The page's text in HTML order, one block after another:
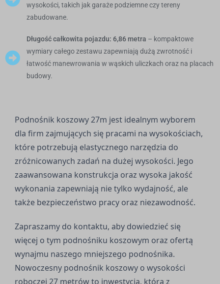
wysokości, takich jak garaże podziemne czy tereny
zabudowane.
Długość całkowita pojazdu: 6,86 metra – kompaktowe
wymiary całego zestawu zapewniają dużą zwrotność i
łatwość manewrowania w wąskich uliczkach oraz na placach
budowy.
Podnośnik koszowy 27m jest idealnym wyborem
dla firm zajmujących się pracami na wysokościach,
które potrzebują elastycznego narzędzia do
zróżnicowanych zadań na dużej wysokości. Jego
zaawansowana konstrukcja oraz wysoka jakość
wykonania zapewniają nie tylko wydajność, ale
także bezpieczeństwo pracy oraz niezawodność.
Zapraszamy do kontaktu, aby dowiedzieć się
więcej o tym podnośniku koszowym oraz ofertą
wynajmu naszego mniejszego podnośnika.
Nowoczesny podnośnik koszowy o wysokości
roboczej 27 metrów to inwestycja, która z